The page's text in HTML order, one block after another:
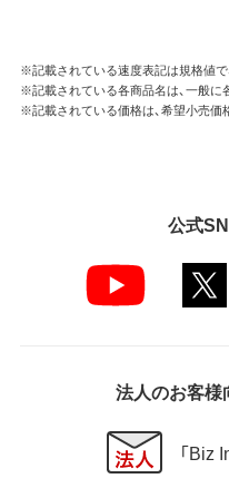
※記載されている速度表記は規格値で
※記載されている各商品名は、一般に
※記載されている価格は、希望小売価
公式
法人のお客
「Biz